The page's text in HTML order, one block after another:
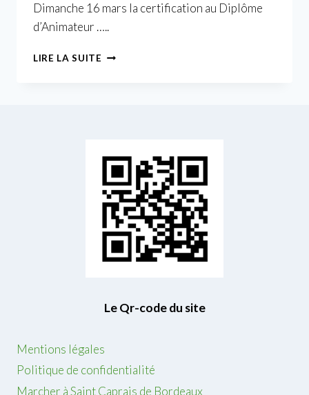
Dimanche 16 mars la certification au Diplôme
d’Animateur …..
LIRE LA SUITEDEUX
Le Qr-code du site
Mentions légales
Politique de confidentialité
Marcher à Saint Caprais de Bordeaux